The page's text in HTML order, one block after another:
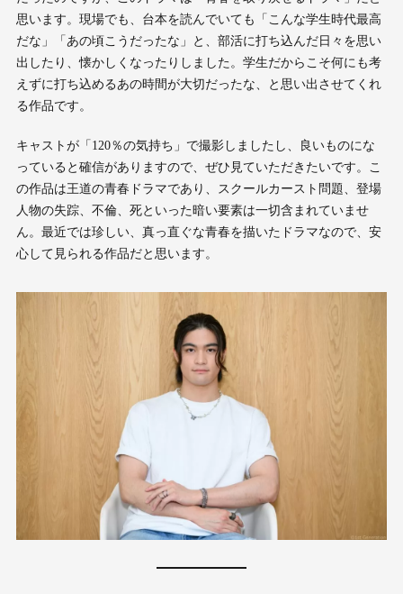
思います。現場でも、台本を読んでいても「こんな学生時代最高
だな」「あの頃こうだったな」と、部活に打ち込んだ日々を思い
出したり、懐かしくなったりしました。学生だからこそ何にも考
えずに打ち込めるあの時間が大切だったな、と思い出させてくれ
る作品です。
キャストが「120％の気持ち」で撮影しましたし、良いものにな
っていると確信がありますので、ぜひ見ていただきたいです。こ
の作品は王道の青春ドラマであり、スクールカースト問題、登場
人物の失踪、不倫、死といった暗い要素は一切含まれていませ
ん。最近では珍しい、真っ直ぐな青春を描いたドラマなので、安
心して見られる作品だと思います。